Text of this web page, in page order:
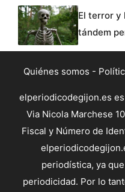
El terror y
tándem
Quiénes somos -
elperiodicodegijon.es
Via Nicola Marchese
Fiscal y Número de
periodística, ya
periodicidad. Por lo